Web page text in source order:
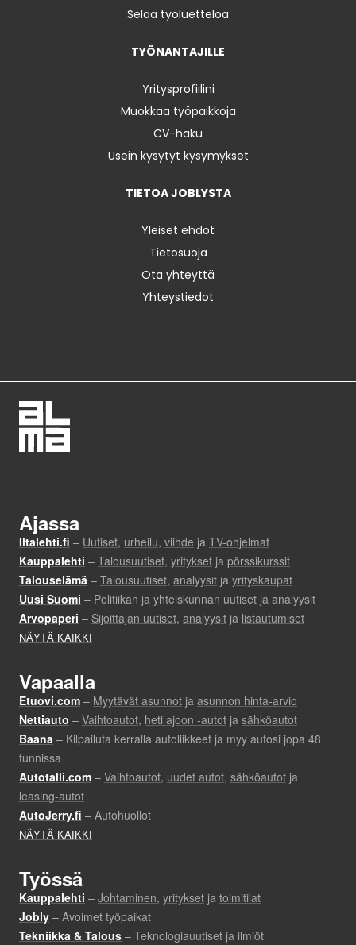
Selaa työluetteloa
TYÖNANTAJILLE
Yritysprofiilini
Muokkaa työpaikkoja
CV-haku
Usein kysytyt kysymykset
TIETOA JOBLYSTA
Yleiset ehdot
Tietosuoja
Ota yhteyttä
Yhteystiedot